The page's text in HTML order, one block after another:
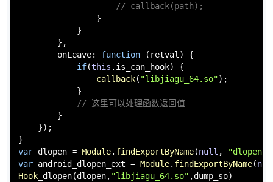
// callback(path);
}
}
},
onLeave: function ( retval) {
if(this . is_can_hook) {
callback( "libjiagu_64.so");
}
// 这里可以处理函数返回值
}
});
var dlopen = Module. findExportByName(null ,
"dlopen"
var android_dlopen_ext = Module. findExportByName(
Hook _dlopen(dlopen, "libjiagu_64.so"